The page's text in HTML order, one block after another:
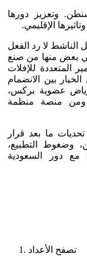
وتعزيز دورها
الإقليمي.
الناشط لا رد الفعل
بعض منها من صنع
المتعددة للإفلات
بين الانضمام
عضوية بركس،
ومن منصة منظمة
ما بعد قرار
وضغوط التطبيع،
مع دور السعودية
تصفح الأعداد